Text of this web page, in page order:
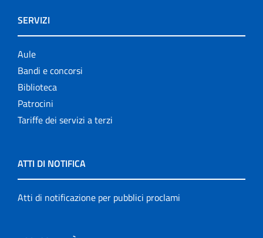
SERVIZI
Aule
Bandi e concorsi
Biblioteca
Patrocini
Tariffe dei servizi a terzi
ATTI DI NOTIFICA
Atti di notificazione per pubblici proclami